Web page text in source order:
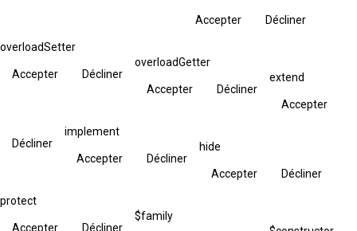
Accepter Décliner
overloadSetter
Accepter Décliner
overloadGetter
Accepter Décliner
extend
Accepter
Décliner
implement
Accepter Décliner
hide
Accepter Décliner
protect
Accepter Décliner
$family